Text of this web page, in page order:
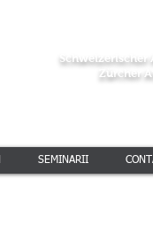
Schweizerischer
Zürcher
SEMINARII